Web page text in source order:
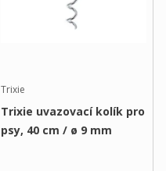
Trixie
Trixie uvazovací kolík pro
psy, 40 cm / ø 9 mm